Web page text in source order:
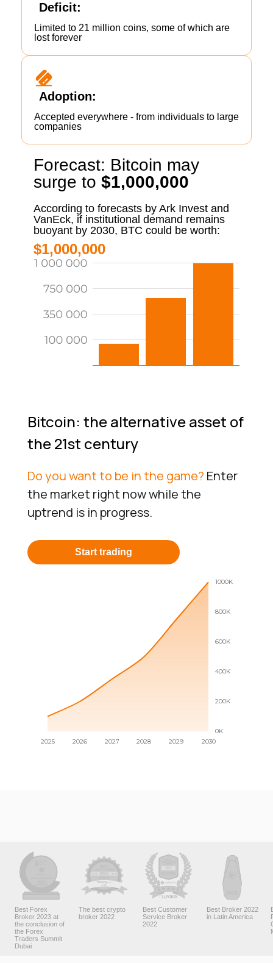
Deficit:
Limited to 21 million coins, some of which are
lost forever
Adoption:
Accepted everywhere - from individuals to large
companies
Forecast: Bitcoin may
surge to $1,000,000
According to forecasts by Ark Invest and
VanEck, if institutional demand remains
buoyant by 2030, BTC could be worth:
$1,000,000
Bitcoin: the alternative asset of
the 21st century
Do you want to be in the game? Enter
the market right now while the
uptrend is in progress.
Start trading
Best Forex
Broker 2023 at
the conclusion of
the Forex
Traders Summit
Dubai
The best crypto
broker 2022
Best Customer
Service Broker
2022
Best Broker 2022
in Latin America